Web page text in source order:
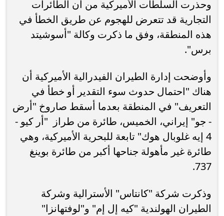
وحذرت السلطات الأميركية من أن الطائرات
التجارية قد تتعرض للهجوم عن طريق الخطأ في
هذه المنطقة، وفق ما ذكرت وكالة "أسوشيتد
برس".
وأوضحت إدارة الطيران الفيدرالية الأميركية أن
هناك "احتمال حدوث سوء التقدير أو خطأ في
التعريف" في المنطقة بعدما أسقط صاروخ "أرض
- جو" إيراني، الخميس، طائرة من طراز "أر كيو -
4 إيه غلوبال هوك" تابعة للبحرية الأميركية، وهي
طائرة غير مأهولة جناحها أكبر من طائرة بوينغ
737.
وذكرت شركة "كانتاس" الأسترالية وشركة
الطيران الهولندية "كيه إل إم" و"لوفتهانزا"